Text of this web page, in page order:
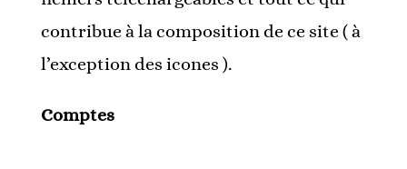
contribue à la composition de ce site ( à
l’exception des icones ).
Comptes